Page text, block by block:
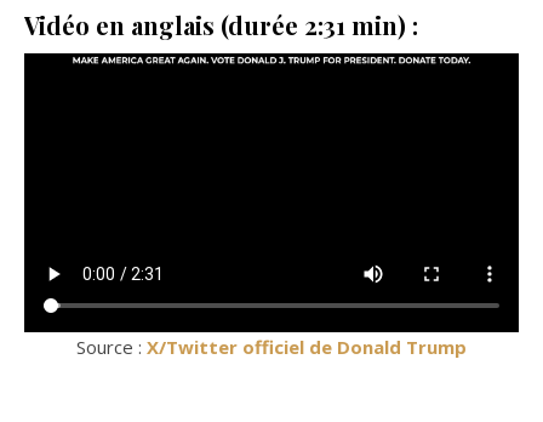
Vidéo en anglais (durée 2:31 min) :
Source : X/Twitter officiel de Donald Trump